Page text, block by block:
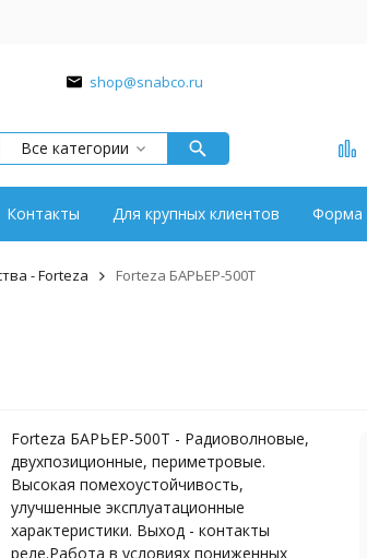
shop@snabco.ru
Все категории
Контакты Для крупных клиентов Форма
- Forteza Forteza БАРЬЕР-500Т
Forteza БАРЬЕР-500Т - Радиоволновые,
двухпозиционные, периметровые.
Высокая помехоустойчивость,
улучшенные эксплуатационные
характеристики. Выход - контакты
реле.Работа в условиях пониженных